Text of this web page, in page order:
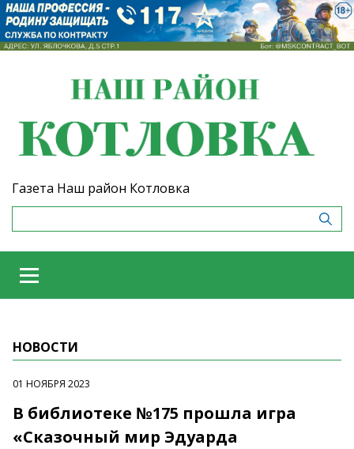
Газета Наш район Котловка
НОВОСТИ
01 НОЯБРЯ 2023
В библиотеке №175 прошла игра
«Сказочный мир Эдуарда